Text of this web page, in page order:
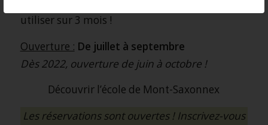
utiliser sur 3 mois !
Ouverture : De juillet à septembre
Dès 2022, ouverture de juin à octobre !
Découvrir l’école de Mont-Saxonnex
Les réservations sont ouvertes ! Inscrivez-vous